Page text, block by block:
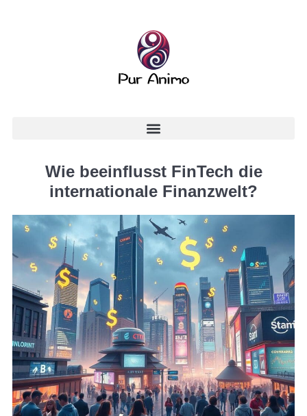
Wie beeinflusst FinTech die
internationale Finanzwelt?